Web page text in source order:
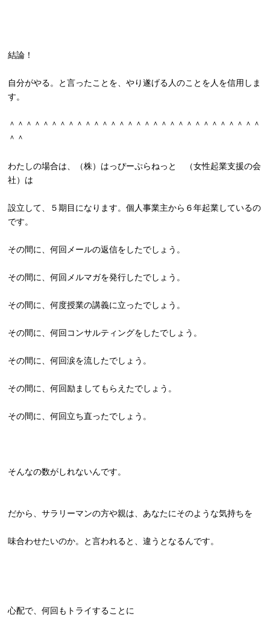
結論！
自分がやる。と言ったことを、やり遂げる人のことを人を信用しま
す。
＾＾＾＾＾＾＾＾＾＾＾＾＾＾＾＾＾＾＾＾＾＾＾＾＾＾＾＾＾＾
＾＾
わたしの場合は、（株）はっぴーぷらねっと （女性起業支援の会
社）は
設立して、５期目になります。個人事業主から６年起業しているの
です。
その間に、何回メールの返信をしたでしょう。
その間に、何回メルマガを発行したでしょう。
その間に、何度授業の講義に立ったでしょう。
その間に、何回コンサルティングをしたでしょう。
その間に、何回涙を流したでしょう。
その間に、何回励ましてもらえたでしょう。
その間に、何回立ち直ったでしょう。
そんなの数がしれないんです。
だから、サラリーマンの方や親は、あなたにそのような気持ちを
味合わせたいのか。と言われると、違うとなるんです。
心配で、何回もトライすることに